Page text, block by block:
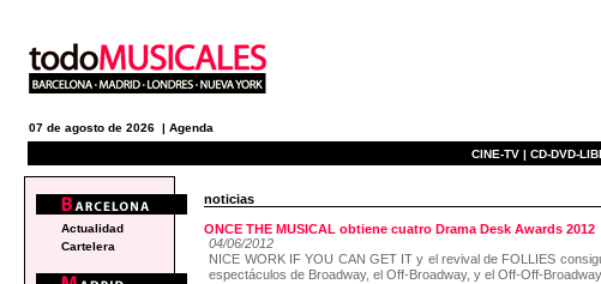
07 de agosto de 2026 | Agenda
CINE-TV | CD-DVD-
noticias
ONCE THE MUSICAL obtiene cuatro Drama Desk Awards 2012
04/06/2012
NICE WORK IF YOU CAN GET IT y el revival de FOLLIES
espectáculos de Broadway, el Off-Broadway, y el Off-Off-Broadway.
Actualidad
Cartelera